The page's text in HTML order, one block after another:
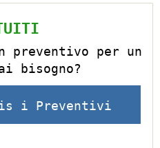
preventivo per un
bisogno?
i Preventivi